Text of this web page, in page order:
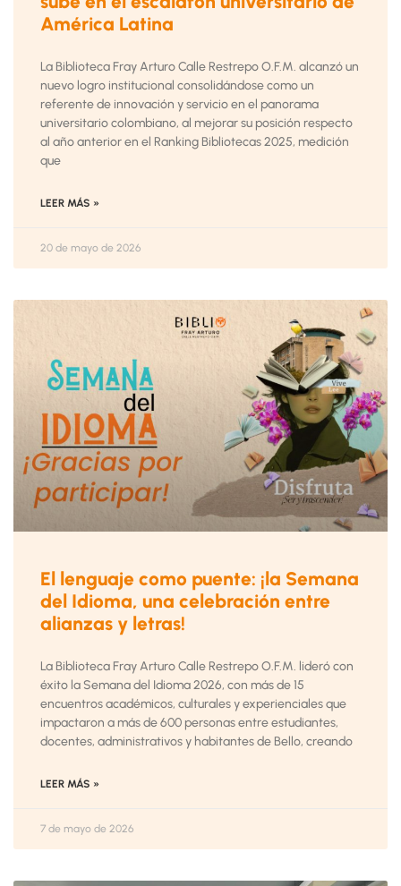
América Latina
La Biblioteca Fray Arturo Calle Restrepo O.F.M. alcanzó un
nuevo logro institucional consolidándose como un
referente de innovación y servicio en el panorama
universitario colombiano, al mejorar su posición respecto
al año anterior en el Ranking Bibliotecas 2025, medición
que
LEER MÁS »
20 de mayo de 2026
El lenguaje como puente: ¡la Semana
del Idioma, una celebración entre
alianzas y letras!
La Biblioteca Fray Arturo Calle Restrepo O.F.M. lideró con
éxito la Semana del Idioma 2026, con más de 15
encuentros académicos, culturales y experienciales que
impactaron a más de 600 personas entre estudiantes,
docentes, administrativos y habitantes de Bello, creando
LEER MÁS »
7 de mayo de 2026